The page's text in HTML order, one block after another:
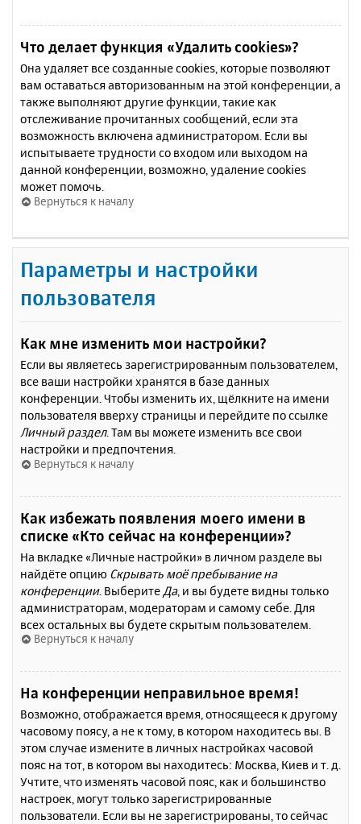
Что делает функция «Удалить cookies»?
Она удаляет все созданные cookies, которые позволяют
вам оставаться авторизованным на этой конференции, а
также выполняют другие функции, такие как
отслеживание прочитанных сообщений, если эта
возможность включена администратором. Если вы
испытываете трудности со входом или выходом на
данной конференции, возможно, удаление cookies
может помочь.
Вернуться к началу
Параметры и настройки
пользователя
Как мне изменить мои настройки?
Если вы являетесь зарегистрированным пользователем,
все ваши настройки хранятся в базе данных
конференции. Чтобы изменить их, щёлкните на имени
пользователя вверху страницы и перейдите по ссылке
Личный раздел. Там вы можете изменить все свои
настройки и предпочтения.
Вернуться к началу
Как избежать появления моего имени в
списке «Кто сейчас на конференции»?
На вкладке «Личные настройки» в личном разделе вы
найдёте опцию Скрывать моё пребывание на
конференции. Выберите Да, и вы будете видны только
администраторам, модераторам и самому себе. Для
всех остальных вы будете скрытым пользователем.
Вернуться к началу
На конференции неправильное время!
Возможно, отображается время, относящееся к другому
часовому поясу, а не к тому, в котором находитесь вы. В
этом случае измените в личных настройках часовой
пояс на тот, в котором вы находитесь: Москва, Киев и т. д.
Учтите, что изменять часовой пояс, как и большинство
настроек, могут только зарегистрированные
пользователи. Если вы не зарегистрированы, то сейчас